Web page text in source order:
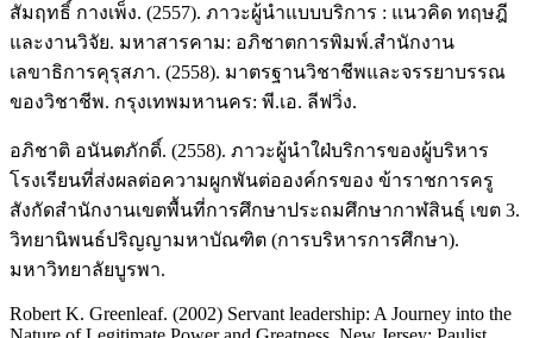
สัมฤทธิ์ กางเพ็ง. (2557). ภาวะผู้นำแบบบริการ : แนวคิด ทฤษฎี
และงานวิจัย. มหาสารคาม: อภิชาตการพิมพ์.สำนักงาน
เลขาธิการคุรุสภา. (2558). มาตรฐานวิชาชีพและจรรยาบรรณ
ของวิชาชีพ. กรุงเทพมหานคร: พี.เอ. ลีฟวิ่ง.
อภิชาติ อนันตภักดิ์. (2558). ภาวะผู้นำใฝ่บริการของผู้บริหาร
โรงเรียนที่ส่งผลต่อความผูกพันต่อองค์กรของ ข้าราชการครู
สังกัดสำนักงานเขตพื้นที่การศึกษาประถมศึกษากาฬสินธุ์ เขต 3.
วิทยานิพนธ์ปริญญามหาบัณฑิต (การบริหารการศึกษา).
มหาวิทยาลัยบูรพา.
Robert K. Greenleaf. (2002) Servant leadership: A Journey into the